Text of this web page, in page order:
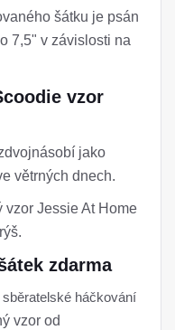
šátku je psán
7,5" v závislosti na
vzor
jako
větrných dnech.
vzor Jessie At Home
zdarma
háčkování
vzor od